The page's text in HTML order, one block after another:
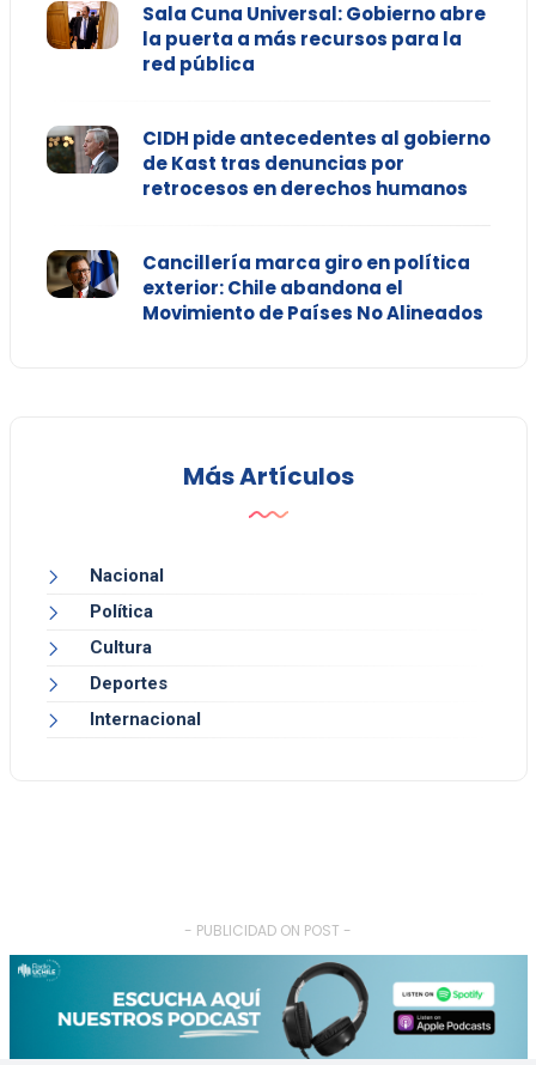
Sala Cuna Universal: Gobierno abre
la puerta a más recursos para la
red pública
CIDH pide antecedentes al gobierno
de Kast tras denuncias por
retrocesos en derechos humanos
Cancillería marca giro en política
exterior: Chile abandona el
Movimiento de Países No Alineados
Más Artículos
Nacional
Política
Cultura
Deportes
Internacional
- PUBLICIDAD ON POST -